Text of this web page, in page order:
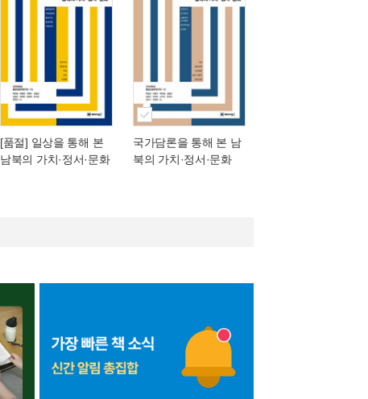
[품절] 일상을 통해 본
남북의 가치·정서·문화
국가담론을 통해 본 남
북의 가치·정서·문화